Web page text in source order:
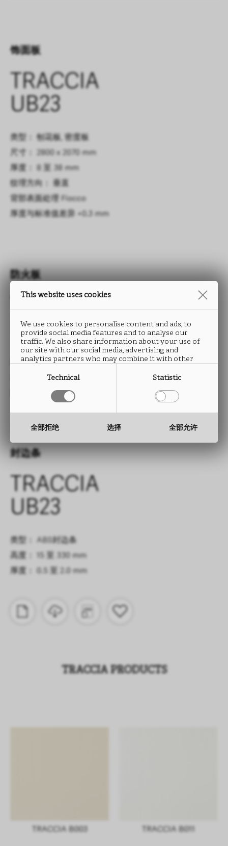
饰面板
TRACCIA
UB23
类型： 刨花板, 密度板
尺寸： 2800 x 2070 mm
厚度： 8 至 38 mm
纹理方向： 垂直
背部表面处理
Fiocco
厚度与标准值差异
+0.3 mm
防火板
TRACCIA
UB23
类型： HPL防火板
尺寸： 2760 x 2040 mm
厚度： 0.9 mm
封边条
TRACCIA
UB23
类型： ABS封边条
高度： 15 至 330 mm
厚度： 0.5 至 2.0 mm
TRACCIA PRODUCTS
TRACCIA B003 TRACCIA B011
This website uses cookies
We use cookies to personalise content and ads, to
provide social media features and to analyse our
traffic. We also share information about your use of
our site with our social media, advertising and
analytics partners who may combine it with other
they have collected from your use of their services.
Technical Statistic
全部拒绝 选择 全部允许